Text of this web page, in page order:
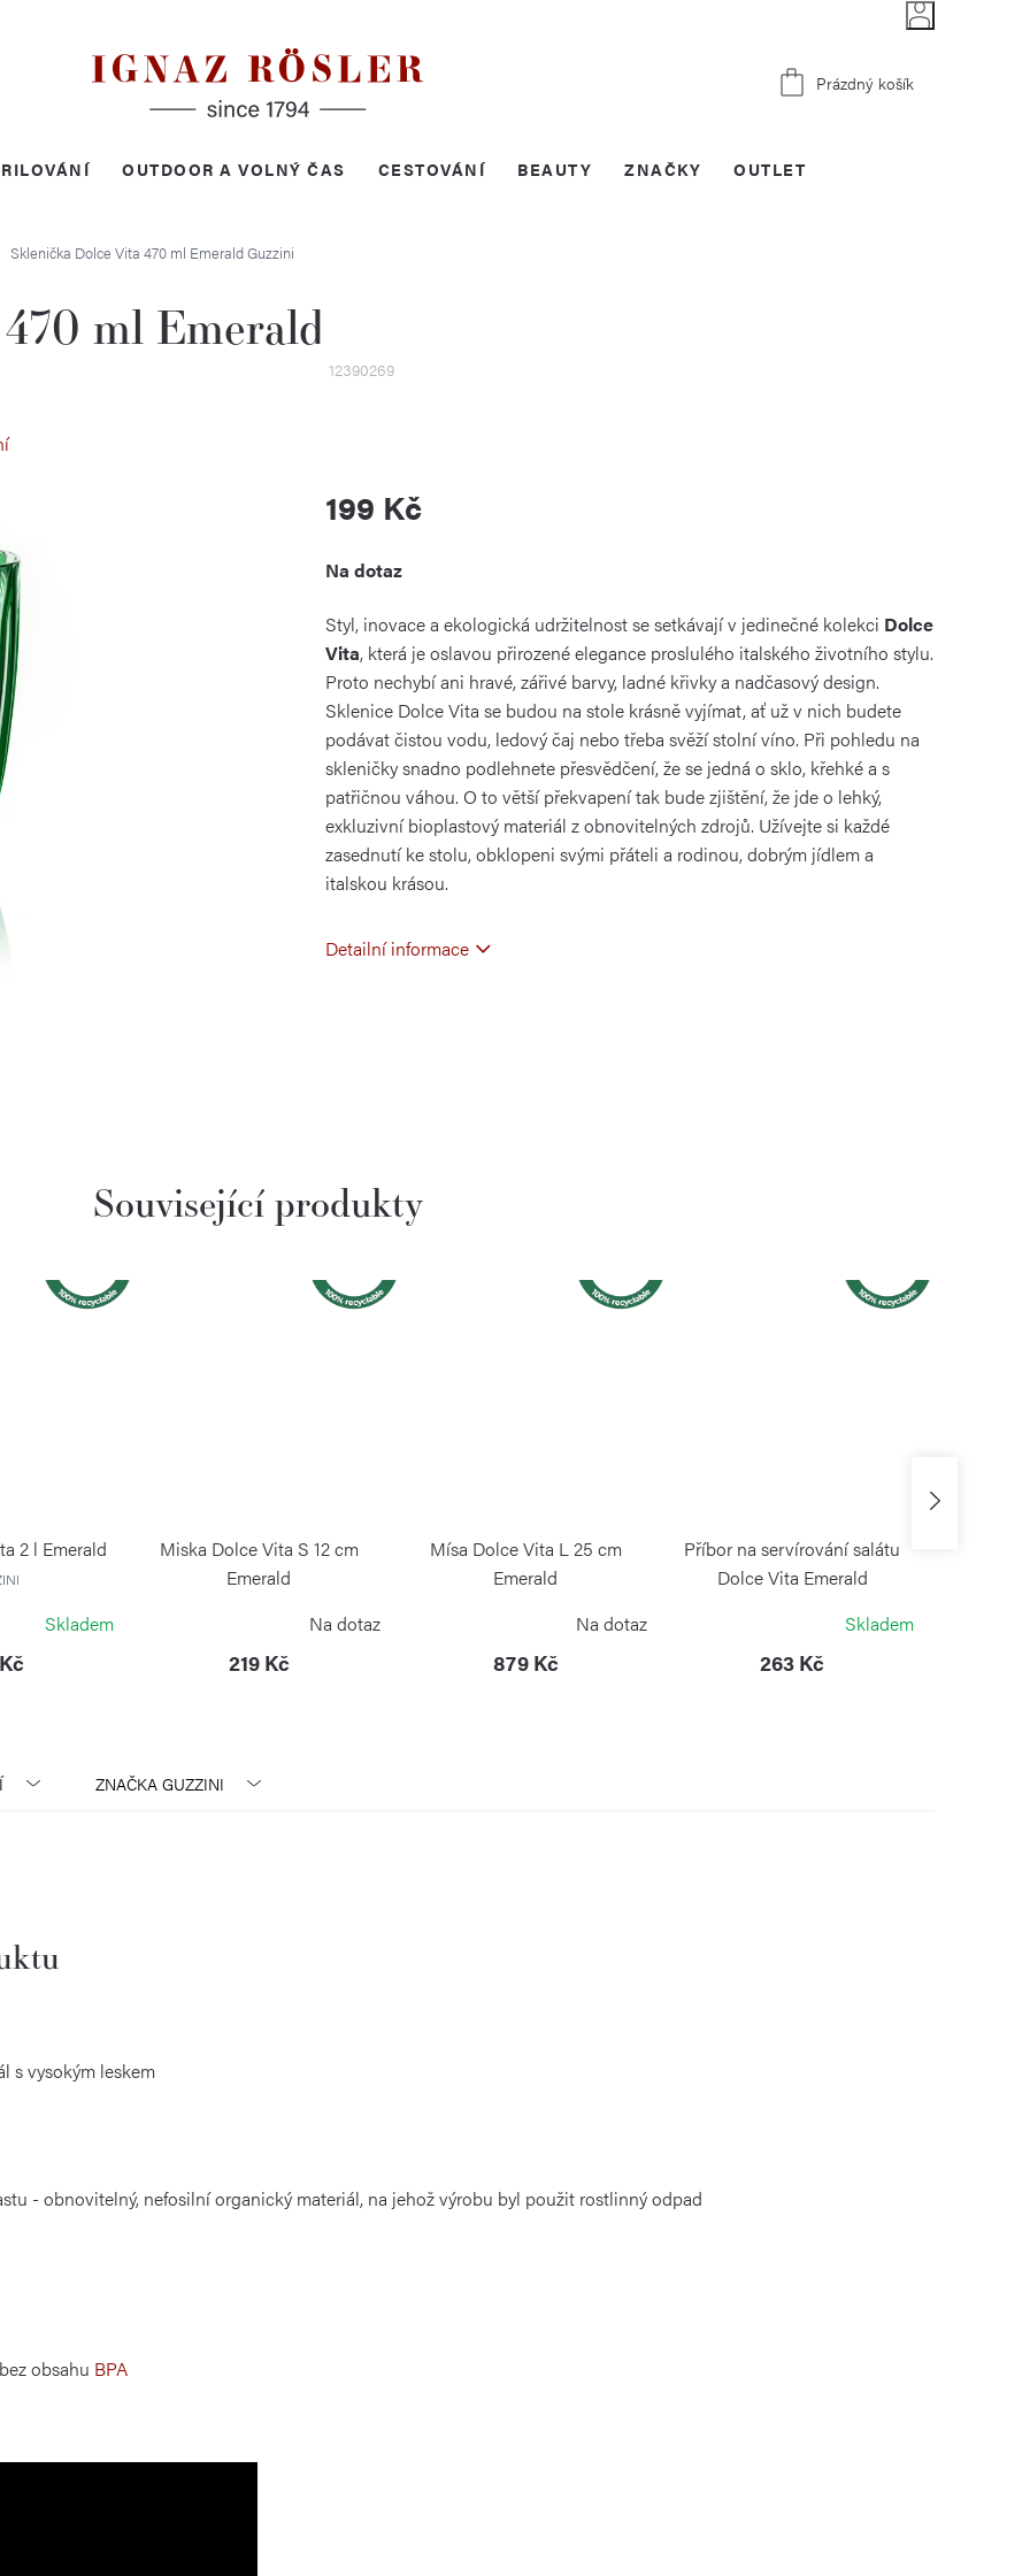
Nákupní
Prázdný košík
OUTDOOR A VOLNÝ ČAS CESTOVÁNÍ BEAUTY OUTLET
ZNAČKY
Sklenička Dolce Vita 470 ml EmeraldGuzzini
ml Emerald
12390269
199 Kč
cena:
Na dotaz
Styl, inovace a ekologická udržitelnost se setkávají v jedinečné kolekci Dolce
Vita, která je oslavou přirozené elegance proslulého italského životního stylu.
Proto nechybí ani hravé, zářivé barvy, ladné křivky a nadčasový design.
Sklenice Dolce Vita se budou na stole krásně vyjímat, ať už v nich budete
podávat čistou vodu, ledový čaj nebo třeba svěží stolní víno. Při pohledu na
skleničky snadno podlehnete přesvědčení, že se jedná o sklo, křehké a s
patřičnou váhou. O to větší překvapení tak bude zjištění, že jde o lehký,
exkluzivní bioplastový materiál z obnovitelných zdrojů. Užívejte si každé
zasednutí ke stolu, obklopeni svými přáteli a rodinou, dobrým jídlem a
italskou krásou.
Detailní informace
Související produkty
2 l Emerald
Skladem
Miska Dolce Vita S 12 cm
Emerald
Na dotaz
219 Kč
Mísa Dolce Vita L 25 cm
Emerald
Na dotaz
879 Kč
Příbor na servírování salátu
Dolce Vita Emerald
Skladem
263 Kč
ZNAČKA GUZZINI
s vysokým leskem
- obnovitelný, nefosilní organický materiál, na jehož výrobu byl použit rostlinný odpad
obsahu BPA